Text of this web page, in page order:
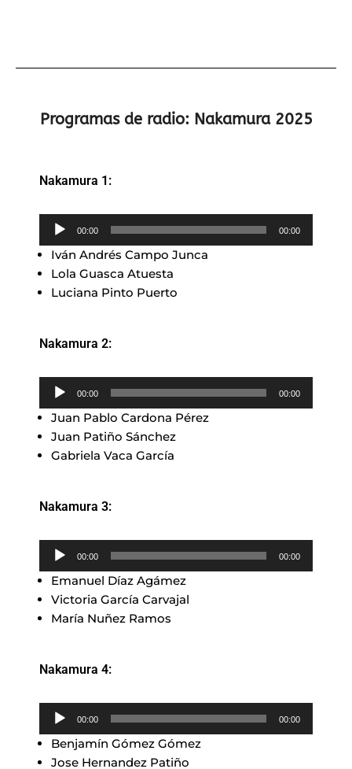
Programas de radio: Nakamura 2025
Nakamura 1:
Reproductor
audio
00:00 00:00
Iván Andrés Campo Junca
Lola Guasca Atuesta
Luciana Pinto Puerto
Nakamura 2:
Reproductor
audio
00:00 00:00
Juan Pablo Cardona Pérez
Juan Patiño Sánchez
Gabriela Vaca García
Nakamura 3:
Reproductor
audio
00:00 00:00
Emanuel Díaz Agámez
Victoria García Carvajal
María Nuñez Ramos
Nakamura 4:
Reproductor
audio
00:00 00:00
Benjamín Gómez Gómez
Jose Hernandez Patiño